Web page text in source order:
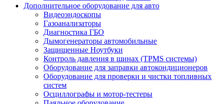
Дополнительное оборудование для авто
Видеоэндоскопы
Газоанализаторы
Диагностика ГБО
Дымогенераторы автомобильные
Защищенные Ноутбуки
Контроль давления в шинах (TPMS системы)
Оборудование для заправки автокондиционеров
Оборудование для проверки и чистки топливных
систем
Осциллографы и мотор-тестеры